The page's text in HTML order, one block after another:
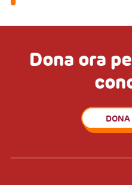
Dona ora
DONA